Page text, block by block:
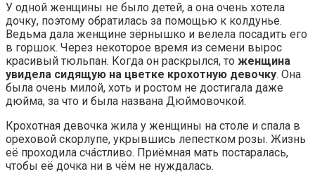
У одной женщины не было детей, а она очень хотела
дочку, поэтому обратилась за помощью к колдунье.
Ведьма дала женщине зёрнышко и велела посадить его
в горшок. Через некоторое время из семени вырос
красивый тюльпан. Когда он раскрылся, то женщина
увидела сидящую на цветке крохотную девочку. Она
была очень милой, хоть и ростом не достигала даже
дюйма, за что и была названа Дюймовочкой.
Крохотная девочка жила у женщины на столе и спала в
ореховой скорлупе, укрывшись лепестком розы. Жизнь
её проходила сча́стливо. Приёмная мать постаралась,
чтобы её дочка ни в чём не нуждалась.